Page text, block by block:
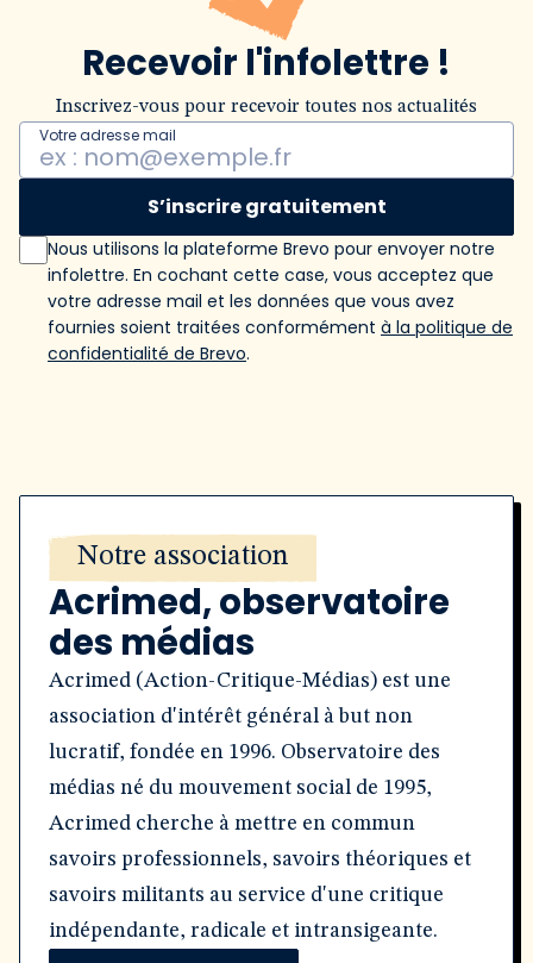
Recevoir l'infolettre !
Inscrivez-vous pour recevoir toutes nos actualités
Votre adresse mail
S’inscrire gratuitement
Nous utilisons la plateforme Brevo pour envoyer notre
infolettre. En cochant cette case, vous acceptez que
votre adresse mail et les données que vous avez
fournies soient traitées conformément à la politique de
confidentialité de Brevo.
Notre association
Acrimed, observatoire
des médias
Acrimed (Action-Critique-Médias) est une
association d'intérêt général à but non
lucratif, fondée en 1996. Observatoire des
médias né du mouvement social de 1995,
Acrimed cherche à mettre en commun
savoirs professionnels, savoirs théoriques et
savoirs militants au service d'une critique
indépendante, radicale et intransigeante.